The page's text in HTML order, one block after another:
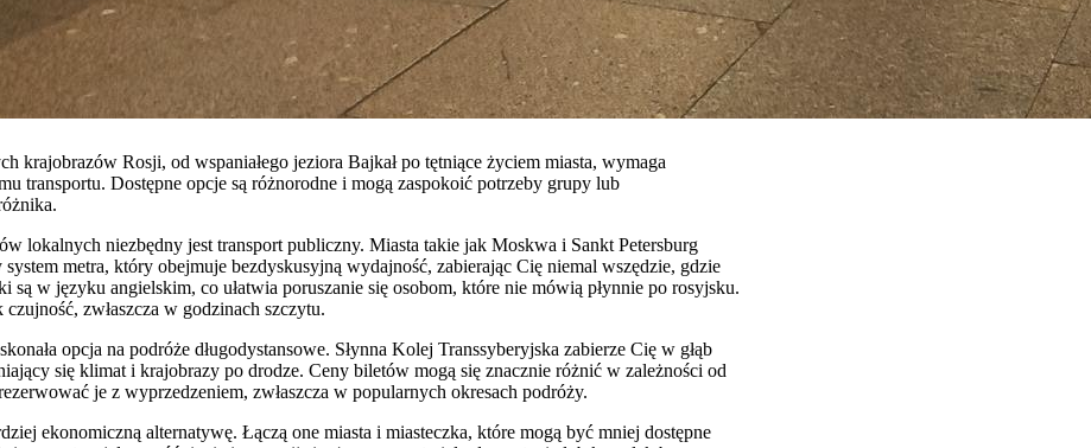
krajobrazów Rosji, od wspaniałego jeziora Bajkał po tętniące życiem miasta, wymaga
transportu. Dostępne opcje są różnorodne i mogą zaspokoić potrzeby grupy lub
lokalnych niezbędny jest transport publiczny. Miasta takie jak Moskwa i Sankt Petersburg
metra, który obejmuje bezdyskusyjną wydajność, zabierając Cię niemal wszędzie, gdzie
są w języku angielskim, co ułatwia poruszanie się osobom, które nie mówią płynnie po rosyjsku.
czujność, zwłaszcza w godzinach szczytu.
opcja na podróże długodystansowe. Słynna Kolej Transsyberyjska zabierze Cię w głąb
się klimat i krajobrazy po drodze. Ceny biletów mogą się znacznie różnić w zależności od
je z wyprzedzeniem, zwłaszcza w popularnych okresach podróży.
ekonomiczną alternatywę. Łączą one miasta i miasteczka, które mogą być mniej dostępne